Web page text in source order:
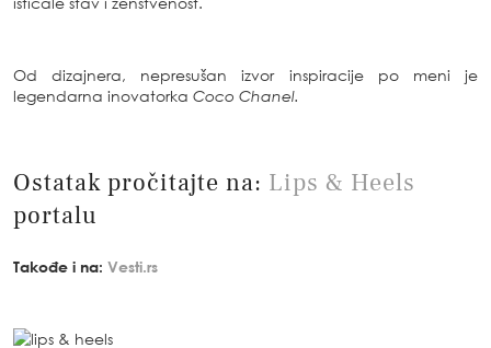
Od dizajnera, nepresušan izvor inspiracije po meni je
legendarna inovatorka Coco Chanel.
Ostatak pročitajte na: Lips & Heels
portalu
Takođe i na: Vesti.rs